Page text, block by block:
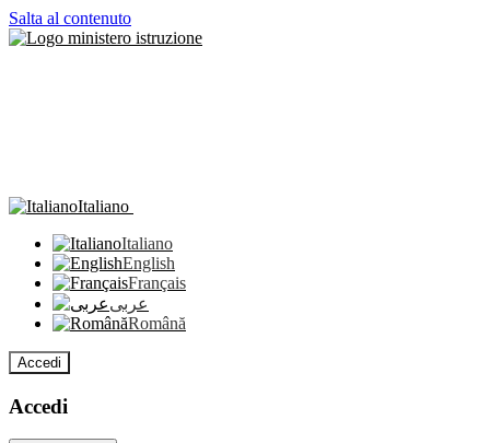
Salta al contenuto
Italiano
Italiano
English
Français
عربى
Română
Accedi
Accedi